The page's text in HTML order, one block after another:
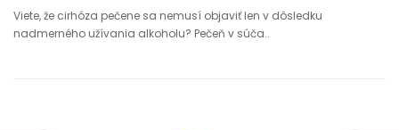
Viete, že cirhóza pečene sa nemusí objaviť len v dôsledku
nadmerného užívania alkoholu? Pečeň v súča..